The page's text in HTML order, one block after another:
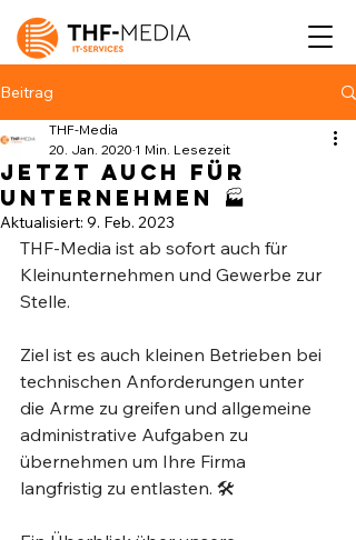
Beitrag
Jetzt auch für
Unternehmen 🏭⁣
THF-Media
20. Jan. 2020 1 Min. Lesezeit
Aktualisiert: 9. Feb. 2023
THF-Media ist ab sofort auch für
Kleinunternehmen und Gewerbe zur
Stelle. ⁣
Ziel ist es auch kleinen Betrieben bei
technischen Anforderungen unter
die Arme zu greifen und allgemeine
administrative Aufgaben zu
übernehmen um Ihre Firma
langfristig zu entlasten. 🛠 ⁣